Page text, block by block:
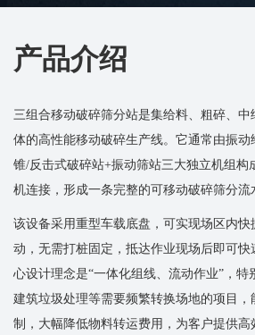
产品介绍
三组合移动破碎筛分站是集给料、粗碎、
体的高性能移动破碎生产线。它通常由​​振动
锥/反击式破碎站+振动筛站​​三大独立机组构
机连接，形成一条完整的可移动破碎筛分流
该设备采用重型车载底盘，可实现场区内快
动，无需打桩固定，抵达作业现场后即可
心设计理念是“一体化组线、流动作业”，特
建筑垃圾处理等需要频繁转换场地的项目，
制，大幅降低物料转运费用，为客户提供